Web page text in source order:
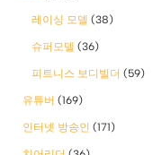
레이싱 모델 (38)
슈퍼모델 (36)
피트니스 보디빌더 (59)
유튜버 (169)
인터넷 방송인 (171)